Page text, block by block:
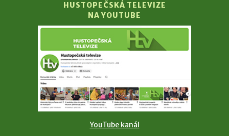
HUSTOPEČSKÁ TELEVIZE
NA YOUTUBE
YouTube kanál